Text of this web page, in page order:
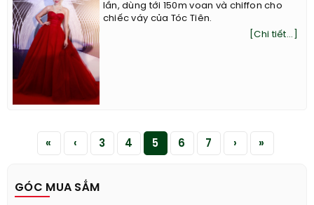
lần, dùng tới 150m voan và chiffon cho
chiếc váy của Tóc Tiên.
[Chi tiết...]
« ‹ 3 4 5 6 7 › »
GÓC MUA SẮM